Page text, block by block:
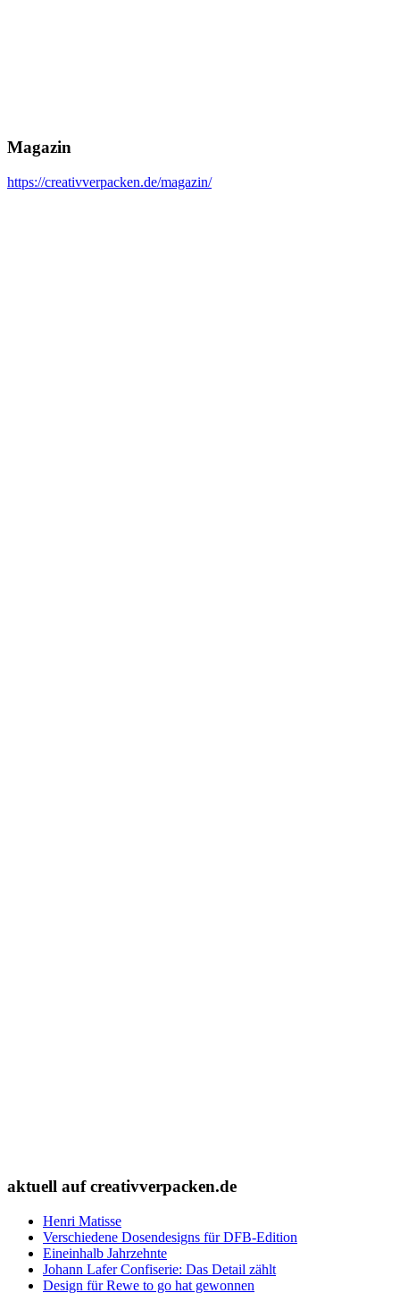
Magazin
https://creativverpacken.de/magazin/
aktuell auf creativverpacken.de
Henri Matisse
Verschiedene Dosendesigns für DFB-Edition
Eineinhalb Jahrzehnte
Johann Lafer Confiserie: Das Detail zählt
Design für Rewe to go hat gewonnen